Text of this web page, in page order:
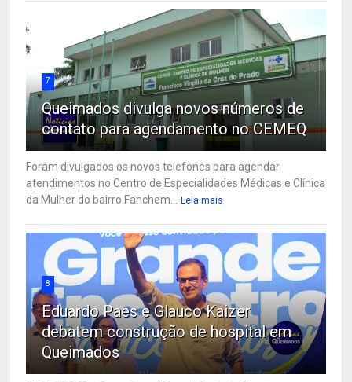
7
Queimados divulga novos números de
contato para agendamento no CEMEQ
Foram divulgados os novos telefones para agendar
atendimentos no Centro de Especialidades Médicas e Clínica
da Mulher do bairro Fanchem...
Leia mais
8
Eduardo Paes e Glauco Kaizer
debatem construção de hospital em
Queimados